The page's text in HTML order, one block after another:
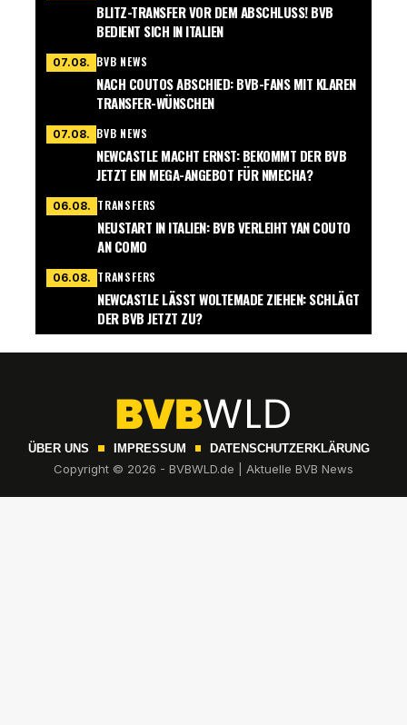
BLITZ-TRANSFER VOR DEM ABSCHLUSS! BVB
BEDIENT SICH IN ITALIEN
07.08. BVB NEWS
NACH COUTOS ABSCHIED: BVB-FANS MIT KLAREN
TRANSFER-WÜNSCHEN
07.08. BVB NEWS
NEWCASTLE MACHT ERNST: BEKOMMT DER BVB
JETZT EIN MEGA-ANGEBOT FÜR NMECHA?
06.08. TRANSFERS
NEUSTART IN ITALIEN: BVB VERLEIHT YAN COUTO
AN COMO
06.08. TRANSFERS
NEWCASTLE LÄSST WOLTEMADE ZIEHEN: SCHLÄGT
DER BVB JETZT ZU?
ÜBER UNS IMPRESSUM DATENSCHUTZERKLÄRUNG
Copyright © 2026 - BVBWLD.de | Aktuelle BVB News